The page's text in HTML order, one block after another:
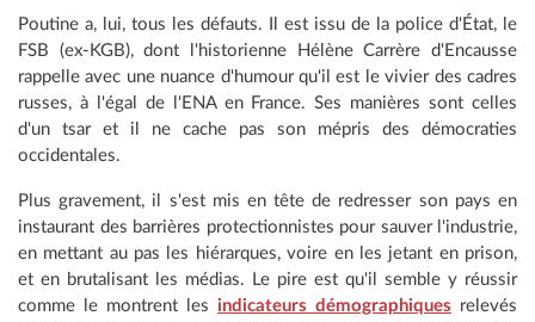
Poutine a, lui, tous les défauts. Il est issu de la police d'État, le
FSB (ex-KGB), dont l'historienne Hélène Carrère d'Encausse
rappelle avec une nuance d'humour qu'il est le vivier des cadres
russes, à l'égal de l'ENA en France. Ses manières sont celles
d'un tsar et il ne cache pas son mépris des démocraties
occidentales.
Plus gravement, il s'est mis en tête de redresser son pays en
instaurant des barrières protectionnistes pour sauver l'industrie,
en mettant au pas les hiérarques, voire en les jetant en prison,
et en brutalisant les médias. Le pire est qu'il semble y réussir
comme le montrent les indicateurs démographiques relevés